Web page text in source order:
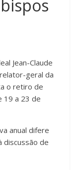
Jean-Claude
geral da
o retiro de
19 a 23 de
anual difere
discussão de